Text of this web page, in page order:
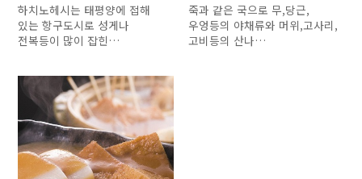
하치노헤시는 태평양에 접해
있는 항구도시로 성게나
전복등이 많이 잡힌…
죽과 같은 국으로 무,당근,
우엉등의 야채류와 머위,고사리,
고비등의 산나…